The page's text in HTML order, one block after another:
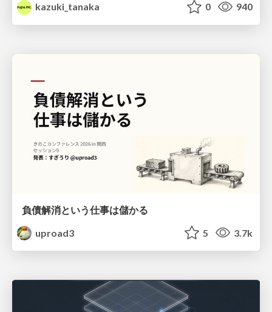
kazuki_tanaka
0 940
負債解消という仕事は儲かる
uproad3
5 3.7k